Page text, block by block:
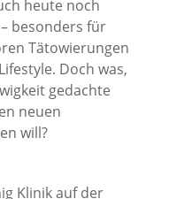
heute noch
besonders für
Tätowierungen
Doch was,
gedachte
neuen
will?